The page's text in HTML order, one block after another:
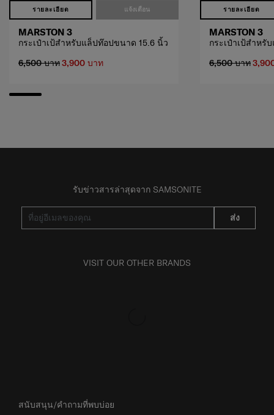
รายละเอียด แจ้งเตือน
MARSTON 3
กระเป๋าเป้สำหรับแล็ปท๊อปขนาด 15.6 นิ้ว
6,500 บาท3,900 บาท
รายละเอียด
MARSTON 3
กระเป๋าเป้สำหรั
6,500 บาท
รับข่าวสารล่าสุดจาก SAMSONITE
ส่ง
VISIT OUR OTHER BRANDS
สนับสนุน/คำถามที่พบบ่อย